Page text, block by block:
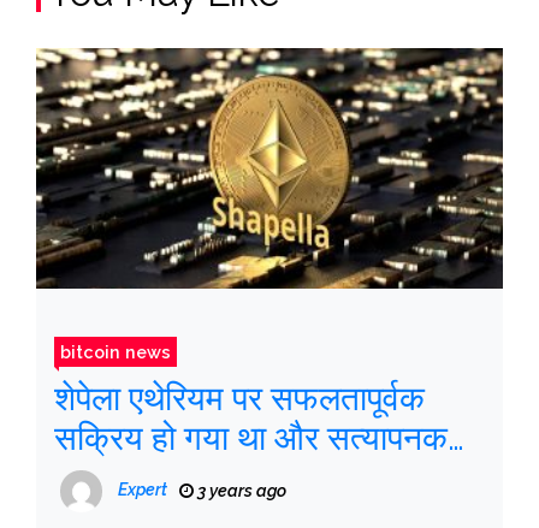
bitcoin news
शेपेला एथेरियम पर सफलतापूर्वक
सक्रिय हो गया था और सत्यापनकर्ता
अब अपना ईटीएच वापस ले सकते हैं
Expert 3 years ago